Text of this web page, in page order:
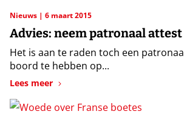
Nieuws 6 maart 2015
Advies: neem patronaal attest
Het is aan te raden toch een
boord te hebben op...
Lees meer